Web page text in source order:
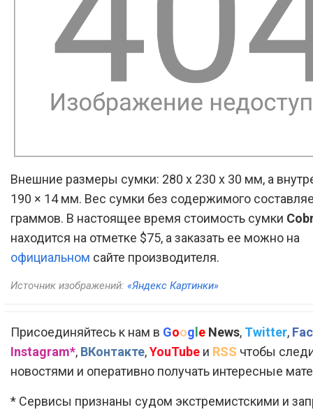
Внешние размеры сумки: 280 x 230 x 30 мм, а
190 × 14 мм. Вес сумки без содержимого
граммов. В настоящее время стоимость сумки
находится на отметке $75, а заказать ее можно на
официальном сайте производителя.
Источник изображений: «Яндекс Картинки»
Присоединяйтесь к нам в Goog e News, Twitter,
Instagram*, ВКонтакте,YouTube и RSS чтобы
новостями и оперативно получать интересные
* Сервисы признаны судом экстремистскими и